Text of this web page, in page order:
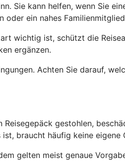
Sie kann helfen, wenn Sie
oder ein nahes
wichtig ist, schützt die
ergänzen.
Achten Sie darauf,
Reisegepäck gestohlen,
braucht häufig keine eigene
gelten meist genaue